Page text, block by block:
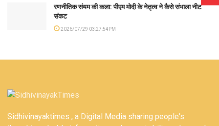
रणनीतिक संयम की कला: पीएम मोदी के नेतृत्व ने कैसे संभाला नीट
संकट
2026/07/29 03:27:54PM
Sidhivinayaktimes , a Digital Media sharing people's